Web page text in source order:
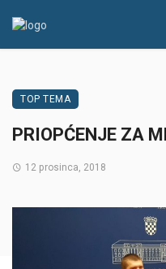
TOP TEMA
PRIOPĆENJE ZA
12 prosinca, 2018